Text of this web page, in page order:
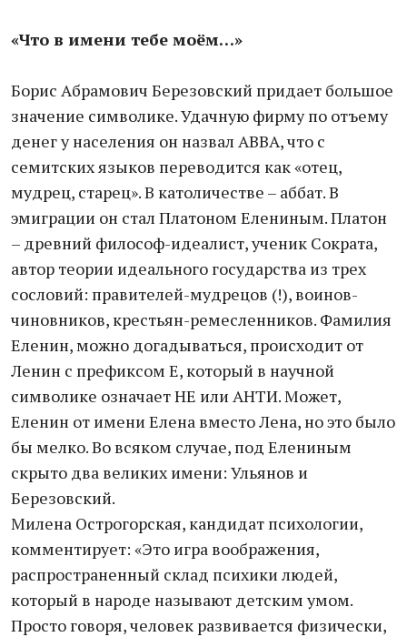
«Что в имени тебе моём…»
Борис Абрамович Березовский придает большое
значение символике. Удачную фирму по отъему
денег у населения он назвал АВВА, что с
семитских языков переводится как «отец,
мудрец, старец». В католичестве – аббат. В
эмиграции он стал Платоном Елениным. Платон
– древний философ-идеалист, ученик Сократа,
автор теории идеального государства из трех
сословий: правителей-мудрецов (!), воинов-
чиновников, крестьян-ремесленников. Фамилия
Еленин, можно догадываться, происходит от
Ленин с префиксом Е, который в научной
символике означает НЕ или АНТИ. Может,
Еленин от имени Елена вместо Лена, но это было
бы мелко. Во всяком случае, под Елениным
скрыто два великих имени: Ульянов и
Березовский.
Милена Острогорская, кандидат психологии,
комментирует: «Это игра воображения,
распространенный склад психики людей,
который в народе называют детским умом.
Просто говоря, человек развивается физически,